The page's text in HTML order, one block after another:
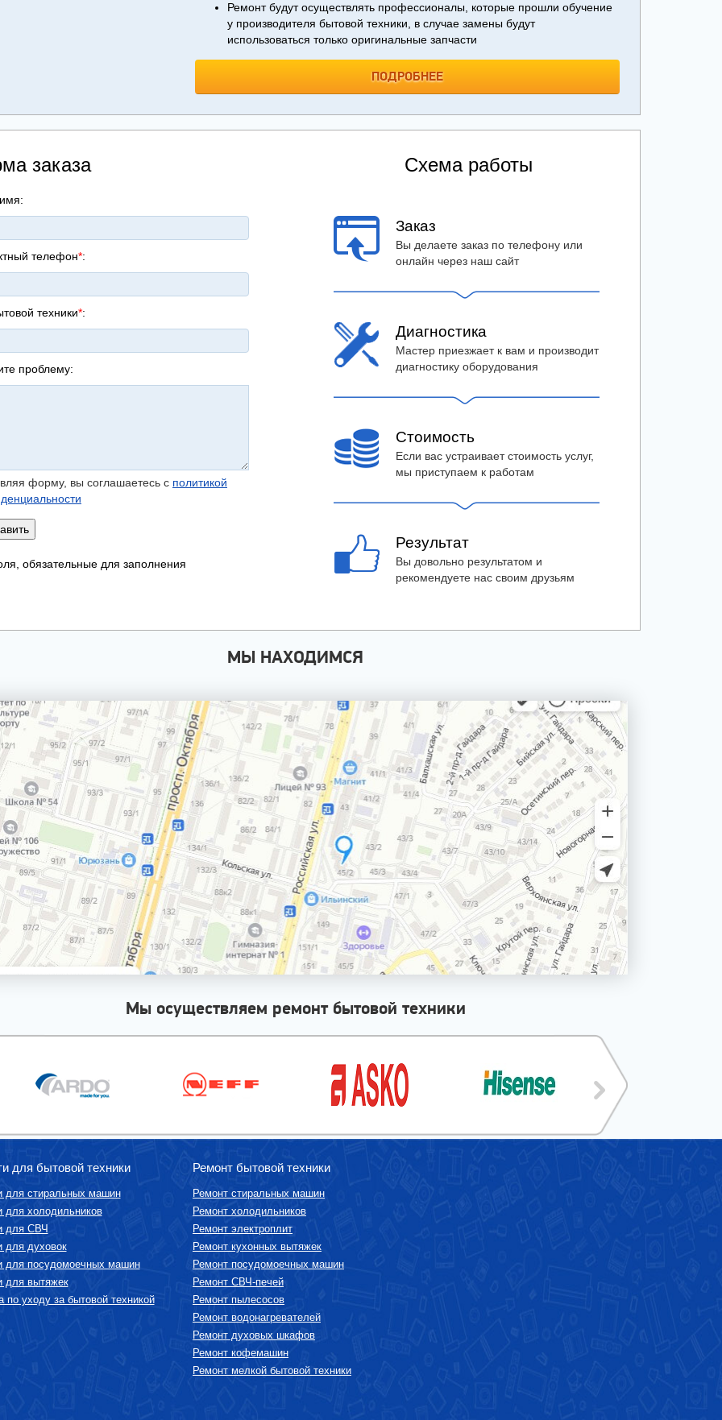
Ремонт будут осуществлять профессионалы, которые прошли обучение
у производителя бытовой техники, в случае замены будут
использоваться только оригинальные запчасти
ПОДРОБНЕЕ
заказа
телефон*:
техники*:
проблему:
форму, вы соглашаетесь с политикой
обязательные для заполнения
Схема работы
Заказ
Вы делаете заказ по телефону или
онлайн через наш сайт
Диагностика
Мастер приезжает к вам и производит
диагностику оборудования
Стоимость
Если вас устраивает стоимость услуг,
мы приступаем к работам
Результат
Вы довольно результатом и
рекомендуете нас своим друзьям
МЫ НАХОДИМСЯ
Мы осуществляем ремонт бытовой техники
для бытовой техники
для стиральных машин
для холодильников
для СВЧ
для духовок
для посудомоечных машин
для вытяжек
по уходу за бытовой техникой
Ремонт бытовой техники
Ремонт стиральных машин
Ремонт холодильников
Ремонт электроплит
Ремонт кухонных вытяжек
Ремонт посудомоечных машин
Ремонт СВЧ-печей
Ремонт пылесосов
Ремонт водонагревателей
Ремонт духовых шкафов
Ремонт кофемашин
Ремонт мелкой бытовой техники